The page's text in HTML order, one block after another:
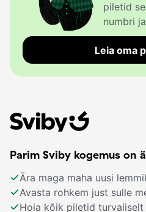
piletid
numbri
Leia oma
Parim Sviby kogemus on
Ära maga maha uusi
Avasta rohkem just sulle
Hoia kõik piletid turvaliselt